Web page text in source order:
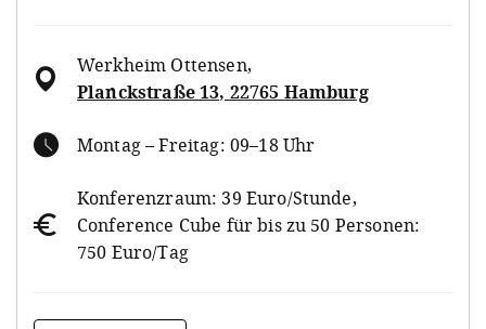
Werkheim Ottensen,
Planckstraße 13, 22765 Hamburg
Montag – Freitag: 09–18 Uhr
Konferenzraum: 39 Euro/Stunde,
Conference Cube für bis zu 50 Personen:
750 Euro/Tag